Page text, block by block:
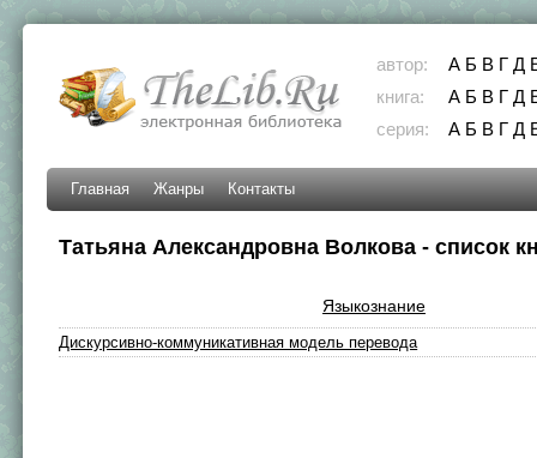
автор: А Б В Г Д
книга:
А Б В Г Д
серия:
А Б В Г Д
Главная Жанры Контакты
Татьяна Александровна Волкова - список
Языкознание
Дискурсивно-коммуникативная модель перевода